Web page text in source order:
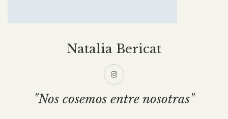
Natalia Bericat
"Nos cosemos entre nosotras"